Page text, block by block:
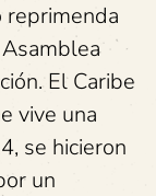
reprimenda
El Caribe
vive una
se hicieron
un